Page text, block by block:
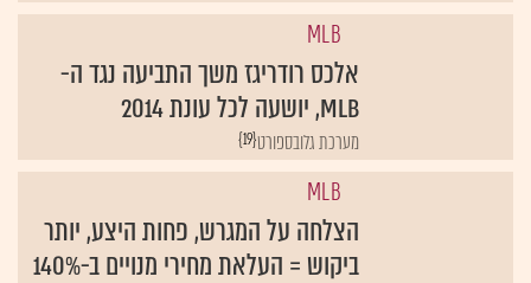
MLB
אלכס רודריגז משך התביעה נגד ה-
MLB, יושעה לכל עונת 2014
{19}מערכת גלובספורט
MLB
הצלחה על המגרש, פחות היצע, יותר
ביקוש = העלאת מחירי מנויים ב-140%